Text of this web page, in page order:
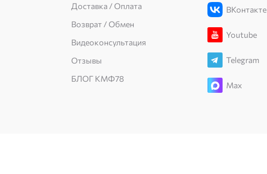
Доставка / Оплата
Возврат / Обмен
Видеоконсультация
Отзывы
БЛОГ КМФ78
ВКонтакте
Youtube
Telegram
Max